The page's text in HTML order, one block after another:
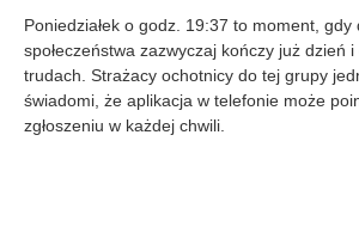
2
6
-
0
5
-
Poniedziałek o godz. 19:37 to moment, gdy
społeczeństwa zazwyczaj kończy już dzień
trudach. Strażacy ochotnicy do tej grupy
świadomi, że aplikacja w telefonie może
zgłoszeniu w każdej chwili.